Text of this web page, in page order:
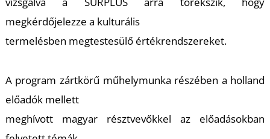
megkérdőjelezze a kulturális
termelésben megtestesülő értékrendszereket.
A program zártkörű műhelymunka részében a holland
előadók mellett
meghívott magyar résztvevőkkel az előadásokban